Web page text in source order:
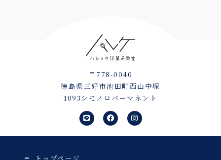
〒778-0040
徳島県三好市池田町西山中塚
1093シモノロパーマネント
L
i
n
e
F
a
c
e
I
n
s
t